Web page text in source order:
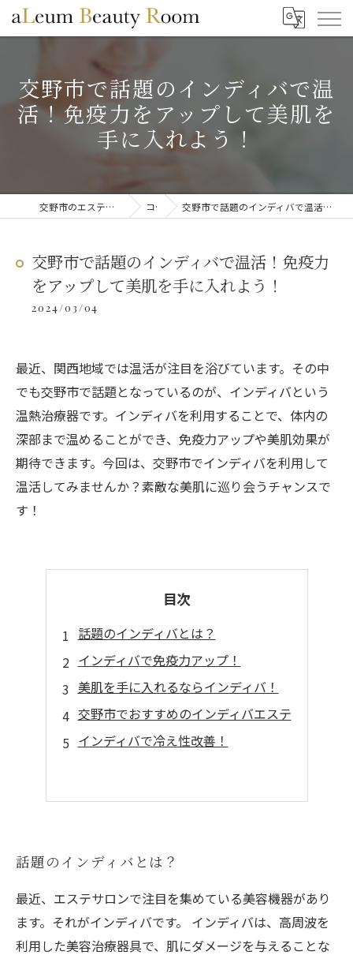
交野市で話題のインディバで温
活！免疫力をアップして美肌を
手に入れよう！
交野市のエステならaLeum Beauty Room コラム 交野市で話題のインディバで温活！免疫力をアップして美肌を手に入れよう！
交野市で話題のインディバで温活！免疫力
をアップして美肌を手に入れよう！
2024/03/04
最近、関西地域では温活が注目を浴びています。その中
でも交野市で話題となっているのが、インディバという
温熱治療器です。インディバを利用することで、体内の
深部まで温めることができ、免疫力アップや美肌効果が
期待できます。今回は、交野市でインディバを利用して
温活してみませんか？素敵な美肌に巡り会うチャンスで
す！
目次
話題のインディバとは？
インディバで免疫力アップ！
美肌を手に入れるならインディバ！
交野市でおすすめのインディバエステ
インディバで冷え性改善！
話題のインディバとは？
最近、エステサロンで注目を集めている美容機器があり
ます。それがインディバです。 インディバは、高周波を
利用した美容治療器具で、肌にダメージを与えることな